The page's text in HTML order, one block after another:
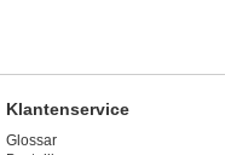
Klantenservice
Glossar